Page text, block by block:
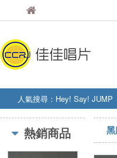
人氣搜尋： Hey! Say! JUMP
STRAY KIDS
盧廣仲 周
熱銷商品